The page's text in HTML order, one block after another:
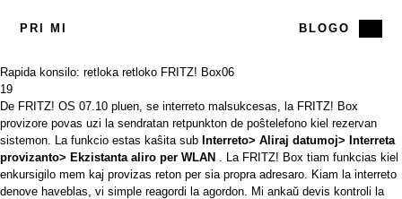
PRI MI BLOGO
Rapida konsilo: retloka retloko FRITZ! Box06
19
De FRITZ! OS 07.10 pluen, se interreto malsukcesas, la FRITZ! Box
provizore povas uzi la sendratan retpunkton de poŝtelefono kiel rezervan
sistemon. La funkcio estas kaŝita sub Interreto> Aliraj datumoj> Interreta
provizanto> Ekzistanta aliro per WLAN . La FRITZ! Box tiam funkcias kiel
enkursigilo mem kaj provizas reton per sia propra adresaro. Kiam la interreto
denove haveblas, vi simple reagordi la agordon. Mi ankaŭ devis kontroli la